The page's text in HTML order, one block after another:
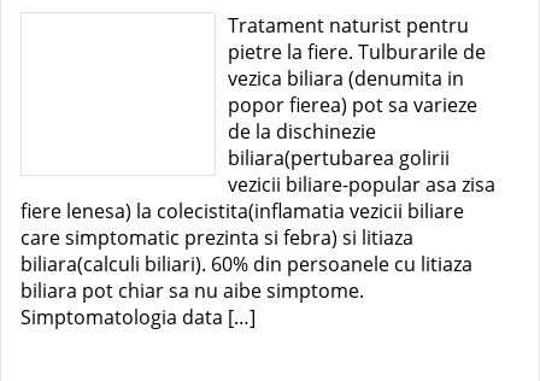
Tratament naturist pentru
pietre la fiere. Tulburarile de
vezica biliara (denumita in
popor fierea) pot sa varieze
de la dischinezie
biliara(pertubarea golirii
vezicii biliare-popular asa zisa
fiere lenesa) la colecistita(inflamatia vezicii biliare
care simptomatic prezinta si febra) si litiaza
biliara(calculi biliari). 60% din persoanele cu litiaza
biliara pot chiar sa nu aibe simptome.
Simptomatologia data […]